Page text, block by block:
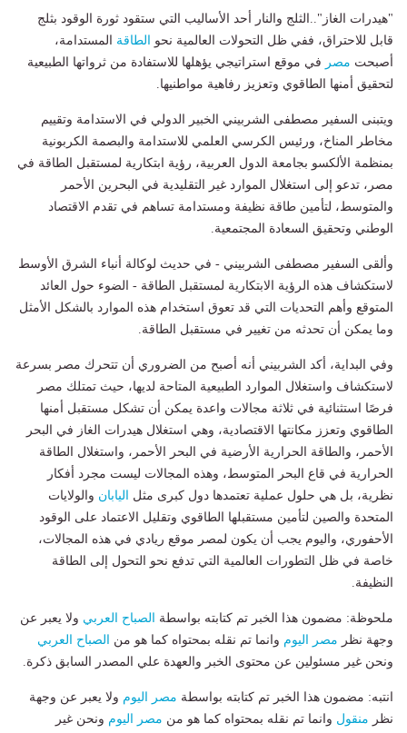
"هيدرات الغاز"..الثلج والنار أحد الأساليب التي ستقود ثورة الوقود بثلج
قابل للاحتراق، ففي ظل التحولات العالمية نحو
الطاقة المستدامة،
أصبحت مصر في موقع استراتيجي يؤهلها للاستفادة من ثرواتها الطبيعية
لتحقيق أمنها الطاقوي وتعزيز رفاهية مواطنيها.
ويتبنى السفير مصطفى الشربيني الخبير الدولي في الاستدامة وتقييم
مخاطر المناخ، ورئيس الكرسي العلمي للاستدامة والبصمة الكربونية
بمنظمة الألكسو بجامعة الدول العربية، رؤية ابتكارية لمستقبل الطاقة في
مصر، تدعو إلى استغلال الموارد غير التقليدية في البحرين الأحمر
والمتوسط، لتأمين طاقة نظيفة ومستدامة تساهم في تقدم الاقتصاد
الوطني وتحقيق السعادة المجتمعية.
وألقى السفير مصطفى الشربيني - في حديث لوكالة أنباء الشرق الأوسط
لاستكشاف هذه الرؤية الابتكارية لمستقبل الطاقة - الضوء حول العائد
المتوقع وأهم التحديات التي قد تعوق استخدام هذه الموارد بالشكل الأمثل
وما يمكن أن تحدثه من تغيير في مستقبل الطاقة.
وفي البداية، أكد الشربيني أنه أصبح من الضروري أن تتحرك مصر بسرعة
لاستكشاف واستغلال الموارد الطبيعية المتاحة لديها، حيث تمتلك مصر
فرصًا استثنائية في ثلاثة مجالات واعدة يمكن أن تشكل مستقبل أمنها
الطاقوي وتعزز مكانتها الاقتصادية، وهي استغلال هيدرات الغاز في البحر
الأحمر، والطاقة الحرارية الأرضية في البحر الأحمر، واستغلال الطاقة
الحرارية في قاع البحر المتوسط، وهذه المجالات ليست مجرد أفكار
نظرية، بل هي حلول عملية تعتمدها دول كبرى مثل
اليابان والولايات
المتحدة والصين لتأمين مستقبلها الطاقوي وتقليل الاعتماد على الوقود
الأحفوري، واليوم يجب أن يكون لمصر موقع ريادي في هذه المجالات،
خاصة في ظل التطورات العالمية التي تدفع نحو التحول إلى الطاقة
النظيفة.
ملحوظة: مضمون هذا الخبر تم كتابته بواسطة الصباح العربي ولا يعبر عن
وجهة نظر مصر اليوم وانما تم نقله بمحتواه كما هو من
الصباح العربي
ونحن غير مسئولين عن محتوى الخبر والعهدة علي المصدر السابق ذكرة.
انتبه: مضمون هذا الخبر تم كتابته بواسطة مصر اليوم ولا يعبر عن وجهة
نظر منقول وانما تم نقله بمحتواه كما هو من مصر اليوم ونحن غير